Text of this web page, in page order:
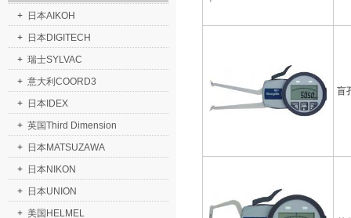
+ 日本AIKOH
+ 日本DIGITECH
+ 瑞士SYLVAC
+ 意大利COORD3
+ 日本IDEX
+ 英国Third Dimension
+ 日本MATSUZAWA
+ 日本NIKON
+ 日本UNION
+ 美国HELMEL
盲